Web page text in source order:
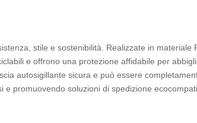
stile e sostenibilità. Realizzate in materiale
e offrono una protezione affidabile per
autosigillante sicura e può essere
promuovendo soluzioni di spedizione